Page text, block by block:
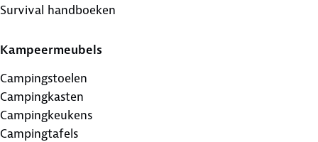
Survival handboeken
Kampeermeubels
Campingstoelen
Campingkasten
Campingkeukens
Campingtafels